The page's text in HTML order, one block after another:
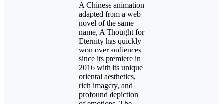
A Chinese animation
adapted from a web
novel of the same
name, A Thought for
Eternity has quickly
won over audiences
since its premiere in
2016 with its unique
oriental aesthetics,
rich imagery, and
profound depiction